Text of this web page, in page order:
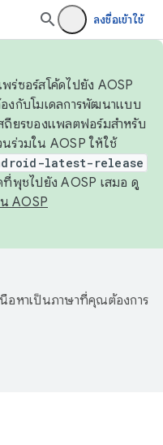
ลงชื่อเข้าใช้
ร่ซอร์สโค้ดไปยัง AOSP
งกับโมเดลการพัฒนาแบบ
ถียรของแพลตฟอร์มสำหรับ
ร่วมใน AOSP ให้ใช้
latest-release
พุชไปยัง AOSP เสมอ ดู
AOSP
อหาเป็นภาษาที่คุณต้องการ